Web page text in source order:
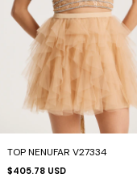
TOP NENUFAR V27334
$405.78 USD